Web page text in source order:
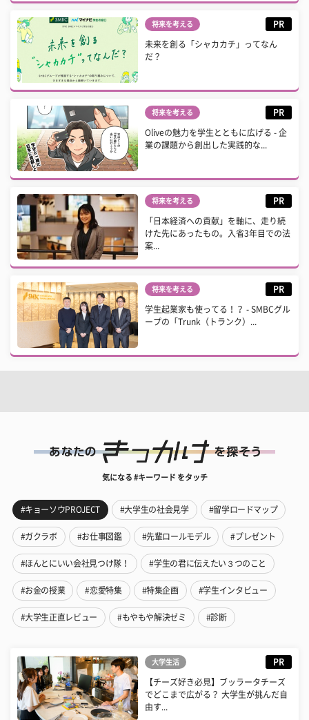
将来を考える PR
未来を創る「シャカカチ」ってなん
だ？
将来を考える PR
Oliveの魅力を学生とともに広げる - 企
業の課題から創出した実践的な...
将来を考える PR
「日本経済への貢献」を軸に、走り続
けた先にあったもの。入省3年目での法
案...
将来を考える PR
学生起業家も使ってる！？ - SMBCグル
ープの「Trunk（トランク）...
気になる #キーワード をタッチ
#キョーソウPROJECT #大学生の社会見学 #留学ロードマップ
#ガクラボ #お仕事図鑑 #先輩ロールモデル #プレゼント
#ほんとにいい会社見つけ隊！ #学生の君に伝えたい３つのこと
#お金の授業 #恋愛特集 #特集企画 #学生インタビュー
#大学生正直レビュー #もやもや解決ゼミ #診断
大学生活 PR
【チーズ好き必見】ブッラータチーズ
でどこまで広がる？ 大学生が挑んだ自
由す...